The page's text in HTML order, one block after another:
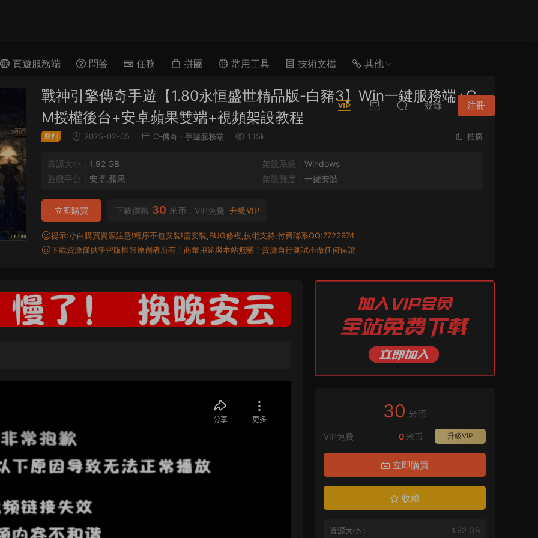
頁遊服務端 問答 任務 拼團 常用工具 技術文檔 其他
登錄 注冊
戰神引擎傳奇手遊【1.80永恒盛世精品版-白豬3】Win一鍵服務端+G
M授權後台+安卓蘋果雙端+視頻架設教程
原創 2025-02-05 C-傳奇 · 手遊服務端 1.15k 推廣
資源大小： 1.92 GB 架設系統： Windows
遊戲平台： 安卓,蘋果 架設難度： 一鍵安裝
下載價格 30 米币，VIP免費 升級VIP
立即購買
提示:小白購買資源注意!程序不包安裝!需安裝,BUG修複,技術支持,付費聯系QQ:7722974
下載資源僅供學習版權歸原創者所有！商業用途與本站無關！資源自行測試不做任何保證
30 米币
VIP免費 升級VIP
0 米币
立即購買
收藏
資源大小： 1.92 GB